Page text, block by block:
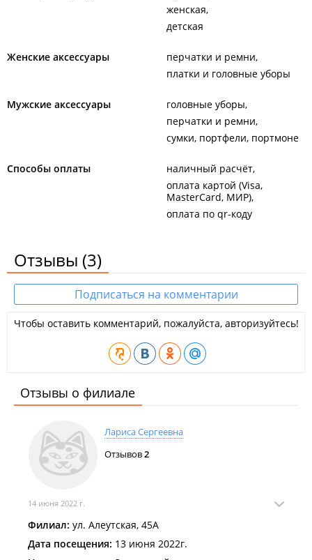
женская
детская
Женские аксессуары
перчатки и ремни
платки и головные уборы
Мужские аксессуары
головные уборы
перчатки и ремни
сумки, портфели, портмоне
Способы оплаты
наличный расчёт
оплата картой (Visa,
MasterCard, МИР)
оплата по qr-коду
Отзывы (3)
Подписаться на комментарии
Чтобы оставить комментарий, пожалуйста, авторизуйтесь!
Отзывы о филиале
Лариса Сергеевна
Отзывов2
14 июня 2022 г.
Филиал: ул. Алеутская, 45А
Дата посещения: 13 июня 2022г.